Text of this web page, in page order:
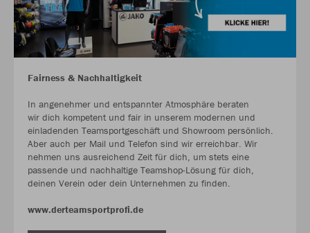
Fairness & Nachhaltigkeit
In angenehmer und entspannter Atmosphäre beraten
wir dich kompetent und fair in unserem modernen und
einladenden Teamsportgeschäft und Showroom persönlich.
Aber auch per Mail und Telefon sind wir erreichbar. Wir
nehmen uns ausreichend Zeit für dich, um stets eine
passende und nachhaltige Teamshop-Lösung für dich,
deinen Verein oder dein Unternehmen zu finden.
www.derteamsportprofi.de